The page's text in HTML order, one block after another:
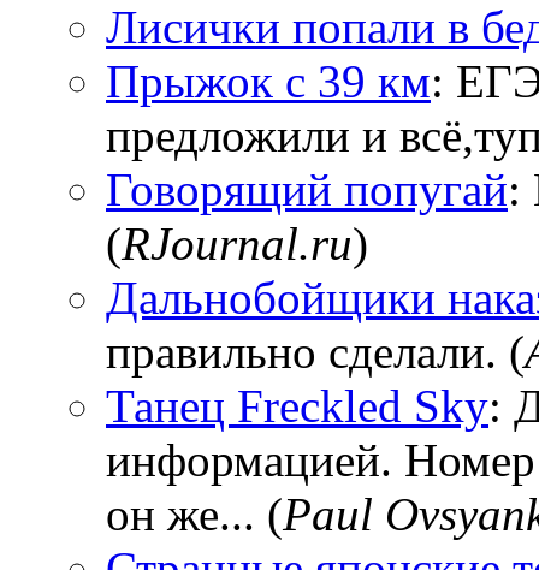
Лисички попали в
Прыжок с 39 км:
предложили и
Говорящий попугай:
(RJournal.ru)
Дальнобойщики
правильно сделали. (
Танец Freckled Sky:
информацией.
он же... (Paul